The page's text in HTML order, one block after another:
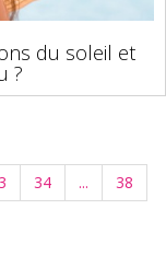
du soleil et
?
34 ...
38